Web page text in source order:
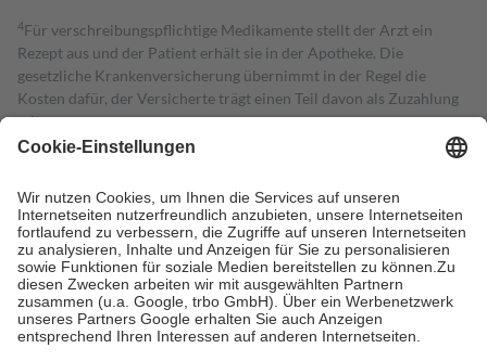
4Für verschreibungspflichtige Medikamente stellt der Arzt ein
Rezept aus und der Patient erhält sie in der Apotheke. Die
gesetzliche Krankenversicherung übernimmt in der Regel die
Kosten dafür, der Versicherte trägt einen Teil davon als Zuzahlung
mit.
Grundsätzlich leisten Mitglieder Zuzahlungen in Höhe von zehn
höchstens zehn Euro.
Es sind jedoch nie mehr als die tatsächlichen
Kosten der Leistung zu entrichten.
Diese Regeln gelten grundsätzlich auch für Online-Apotheken.
Bei Heilmitteln und häuslicher Krankenpflege beträgt die
Zuzahlung zehn Prozent der Kosten sowie zehn Euro je
Verordnung.
Um das Engagement der Versicherten für ihre eigene Gesundheit zu
stärken und die besondere Stellung der Familie zu unterstützen,